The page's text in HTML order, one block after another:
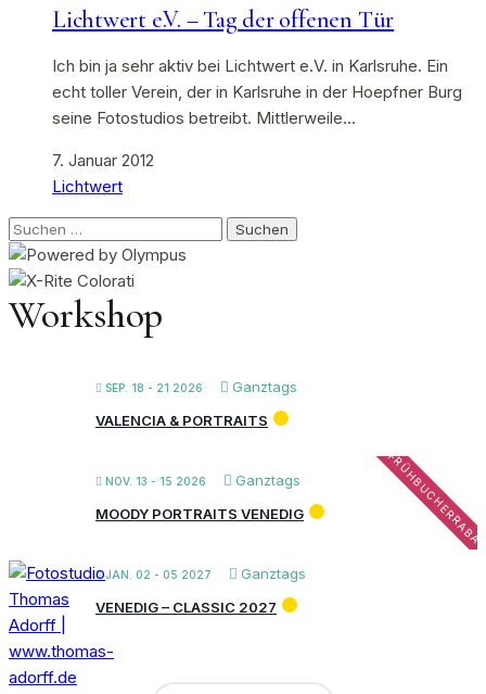
Lichtwert e.V. – Tag der offenen Tür
Ich bin ja sehr aktiv bei Lichtwert e.V. in Karlsruhe. Ein
echt toller Verein, der in Karlsruhe in der Hoepfner Burg
seine Fotostudios betreibt. Mittlerweile…
7. Januar 2012
Lichtwert
Suchen
nach:
Workshop
SEP. 18 - 21 2026
Ganztags
VALENCIA & PORTRAITS
NOV. 13 - 15 2026 Ganztags
MOODY PORTRAITS VENEDIG
JAN. 02 - 05 2027
Ganztags
VENEDIG – CLASSIC 2027